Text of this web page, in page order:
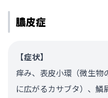
膿皮症
【症状】
痒み、表皮小環（微生物
に広がるカサブタ）、鱗